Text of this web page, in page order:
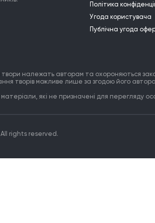
невиконанних клятв
у безмовні драми
дають спокою
пишу від суму
я поет
Політика
Угода користувача
Публічна угода
твори належать авторам та охороняються
творів можливе лише за згодою його
які не призначені для перегляду
rights reserved.